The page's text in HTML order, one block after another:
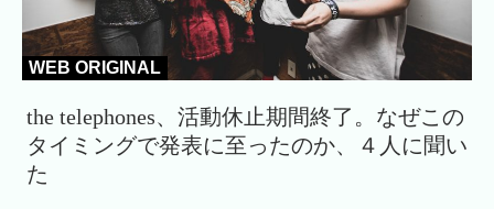
WEB ORIGINAL
the telephones、活動休止期間終了。なぜこの
タイミングで発表に至ったのか、４人に聞い
た